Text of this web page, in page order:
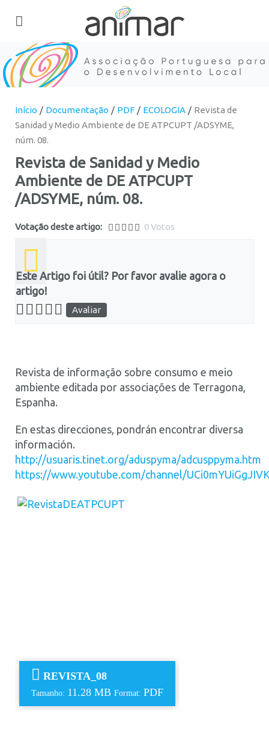
Início Documentação PDF ECOLOGIA
Revista de
Sanidad y Medio Ambiente de DE ATPCUPT /ADSYME,
núm. 08.
Revista de Sanidad y Medio
Ambiente de DE ATPCUPT
/ADSYME, núm. 08.
0
Votação deste artigo: 0 Votos
Este Artigo foi útil? Por favor avalie agora o
artigo!
Revista de informação sobre consumo e meio
ambiente editada por associações de Terragona,
Espanha.
En estas direcciones, pondrán encontrar diversa
información.
http://usuaris.tinet.org/aduspyma/adcusppyma.htm
https://www.youtube.com/channel/
REVISTA_08
Tamanho: 11.28 MB Format: PDF